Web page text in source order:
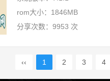
rom大小：1846MB
分享次数：9953 次
‹‹ 1 2 3 4